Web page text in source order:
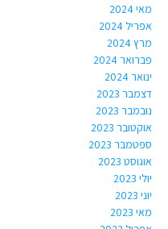
מאי 2024
אפריל 2024
מרץ 2024
פברואר 2024
ינואר 2024
דצמבר 2023
נובמבר 2023
אוקטובר 2023
ספטמבר 2023
אוגוסט 2023
יולי 2023
יוני 2023
מאי 2023